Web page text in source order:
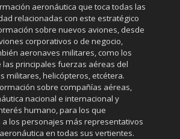
aeronáutica que toca todas las
relacionadas con este estratégico
sobre nuevos aviones, desde
corporativos o de negocio,
aeronaves militares, como los
las principales fuerzas aéreas del
militares, helicópteros, etcétera.
sobre compañías aéreas,
nacional e internacional y
humano, para los que
a los personajes más representativos
en todas sus vertientes.